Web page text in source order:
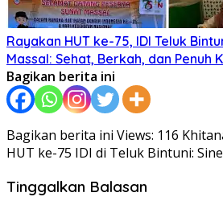
Rayakan HUT ke-75, IDI Teluk
Massal: Sehat, Berkah, dan Penuh
Bagikan berita ini
Bagikan berita ini Views: 116
HUT ke-75 IDI di Teluk Bintuni:
Tinggalkan Balasan